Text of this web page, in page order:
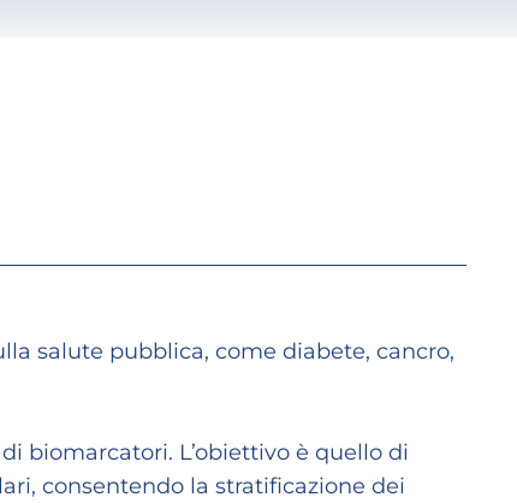
salute pubblica, come diabete, cancro,
biomarcatori. L’obiettivo è quello di
consentendo la stratificazione dei